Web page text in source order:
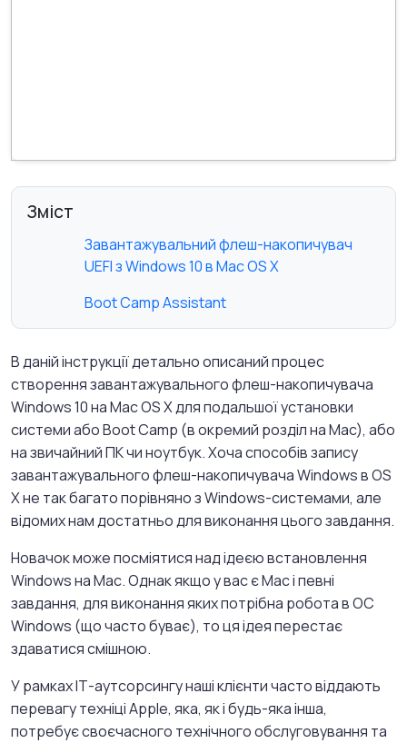
Зміст
Завантажувальний флеш-накопичувач
UEFI з Windows 10 в Mac OS X
Boot Camp Assistant
В даній інструкції детально описаний процес
створення завантажувального флеш-накопичувача
Windows 10 на Mac OS X для подальшої установки
системи або Boot Camp (в окремий розділ на Mac), або
на звичайний ПК чи ноутбук. Хоча способів запису
завантажувального флеш-накопичувача Windows в OS
X не так багато порівняно з Windows-системами, але
відомих нам достатньо для виконання цього завдання.
Новачок може посміятися над ідеєю встановлення
Windows на Mac. Однак якщо у вас є Mac і певні
завдання, для виконання яких потрібна робота в ОС
Windows (що часто буває), то ця ідея перестає
здаватися смішною.
У рамках ІТ-аутсорсингу наші клієнти часто віддають
перевагу техніці Apple, яка, як і будь-яка інша,
потребує своєчасного технічного обслуговування та